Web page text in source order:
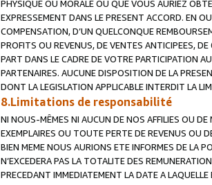
PHYSIQUE OU MORALE OU QUE VOUS AURIEZ
EXPRESSEMENT DANS LE PRESENT ACCORD. EN
COMPENSATION, D’UN QUELCONQUE
PROFITS OU REVENUS, DE VENTES ANTICIPEES,
PART DANS LE CADRE DE VOTRE PARTICIPATION
PARTENAIRES. AUCUNE DISPOSITION DE LA
DONT LA LEGISLATION APPLICABLE INTERDIT LA
8.Limitations de responsabilité
NI NOUS-MÊMES NI AUCUN DE NOS AFFILIES OU
EXEMPLAIRES OU TOUTE PERTE DE REVENUS OU
BIEN MEME NOUS AURIONS ETE INFORMES DE LA
N’EXCEDERA PAS LA TOTALITE DES
PRECEDANT IMMEDIATEMENT LA DATE A